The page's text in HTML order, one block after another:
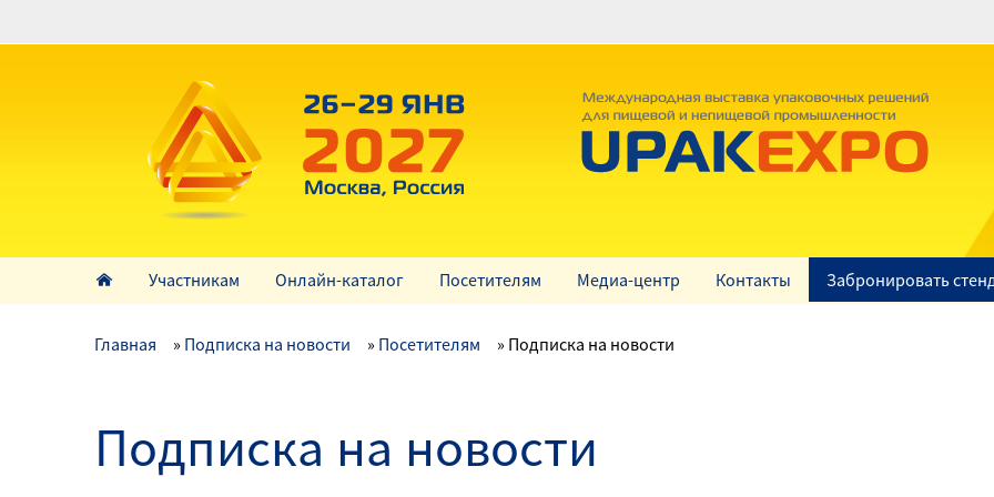
к
Участникам Онлайн-каталог Посетителям Медиа-центр Контакты Забронировать
Главная Подписка на новости Посетителям Подписка на новости
Подписка на новости